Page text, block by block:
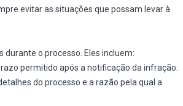
evitar as situações que possam levar à
durante o processo. Eles incluem:
permitido após a notificação da infração.
do processo e a razão pela qual a